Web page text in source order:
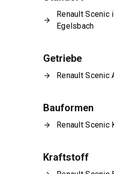
Renault Scenic
Egelsbach
Getriebe
Renault Scenic
Bauformen
Renault Scenic
Kraftstoff